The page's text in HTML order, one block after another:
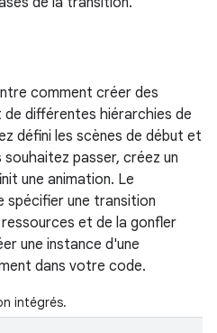
comment créer des
différentes hiérarchies de
défini les scènes de début et
passer, créez un
une animation. Le
spécifier une transition
et de la gonfler
une instance d'une
dans votre code.
intégrés.